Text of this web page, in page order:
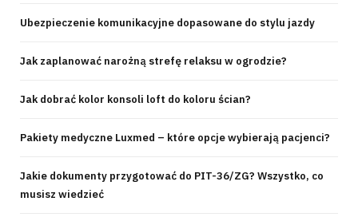
Ubezpieczenie komunikacyjne dopasowane do stylu jazdy
Jak zaplanować narożną strefę relaksu w ogrodzie?
Jak dobrać kolor konsoli loft do koloru ścian?
Pakiety medyczne Luxmed – które opcje wybierają pacjenci?
Jakie dokumenty przygotować do PIT-36/ZG? Wszystko, co
musisz wiedzieć